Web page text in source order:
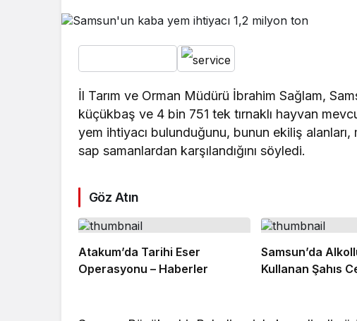
İl Tarım ve Orman Müdürü İbrahim Sağlam,
küçükbaş ve 4 bin 751 tek tırnaklı hayvan
yem ihtiyacı bulunduğunu, bunun ekiliş alanları,
sap samanlardan karşılandığını söyledi.
Göz Atın
Atakum’da Tarihi Eser
Operasyonu – Haberler
Samsun’da
Kullanan Şahıs